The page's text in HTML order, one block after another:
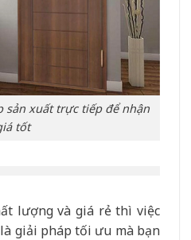
sản xuất trực tiếp để nhận
tốt
lượng và giá rẻ thì việc
giải pháp tối ưu mà bạn